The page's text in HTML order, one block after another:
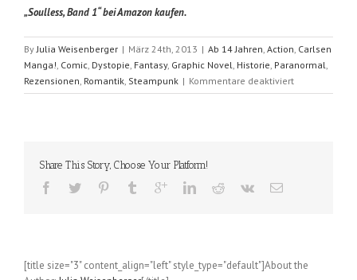
„Soulless, Band 1“ bei Amazon kaufen.
By Julia Weisenberger | März 24th, 2013 | Ab 14 Jahren Action Carlsen
Manga! Comic Dystopie Fantasy, Graphic Novel Historie Paranormal
Rezensionen Romantik Steampunk | Kommentare deaktiviertfür
Soulless
Share This Story, Choose Your Platform!
[title size="3" content_align="left" style_type="default"]About the